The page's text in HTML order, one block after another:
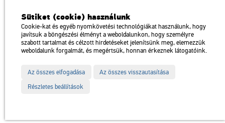
a Magyar Művészeti Akadémia intézménye
1146 Budapest, Dózsa György út 37.
Megközelíthető: Millenniumi Földalatti Vasút – Hősök tere megálló
Trolibusz: 75, 79 / Autóbusz: 20, 30, 105
Impresszum Sitemap Adatvédelem
térkép
Sütiket (cookie) használunk
Cookie-kat és egyéb nyomkövetési technológiákat használunk, hogy
javítsuk a böngészési élményt a weboldalunkon, hogy személyre
szabott tartalmat és célzott hirdetéseket jelenítsünk meg, elemezzük
weboldalunk forgalmát, és megértsük, honnan érkeznek látogatóink.
Az összes elfogadása
Az összes visszautasítása
Részletes beállítások